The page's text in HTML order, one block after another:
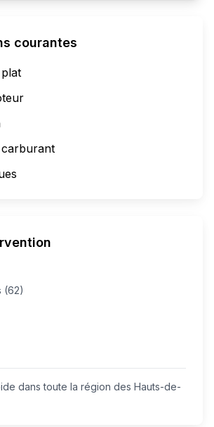
courantes
carburant
(62)
dans toute la région des Hauts-de-